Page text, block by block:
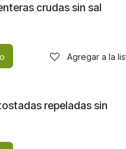
crudas sin sal
Agregar a la
repeladas sin